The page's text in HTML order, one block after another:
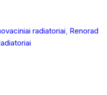
radiatoriai, Renorad